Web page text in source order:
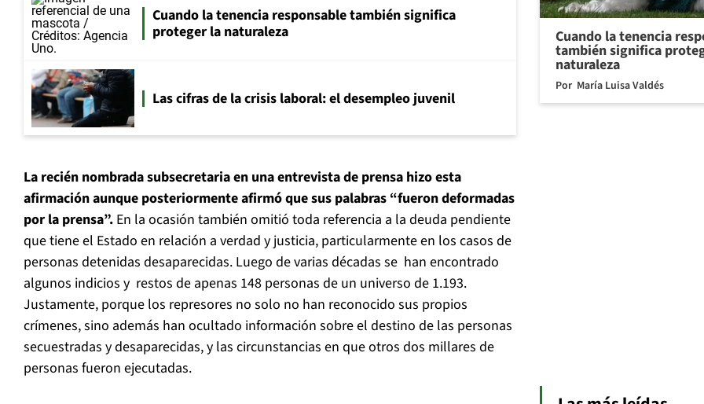
Cuando la tenencia responsable también significa
proteger la naturaleza
Las cifras de la crisis laboral: el desempleo juvenil
La recién nombrada subsecretaria en una entrevista de prensa hizo esta
afirmación aunque posteriormente afirmó que sus palabras “fueron deformadas
por la prensa”. En la ocasión también omitió toda referencia a la deuda pendiente
que tiene el Estado en relación a verdad y justicia, particularmente en los casos de
personas detenidas desaparecidas. Luego de varias décadas se han encontrado
algunos indicios y restos de apenas 148 personas de un universo de 1.193.
Justamente, porque los represores no solo no han reconocido sus propios
crímenes, sino además han ocultado información sobre el destino de las personas
secuestradas y desaparecidas, y las circunstancias en que otros dos millares de
personas fueron ejecutadas.
Cuando la tenencia
también significa
naturaleza
Por María Luisa Valdés